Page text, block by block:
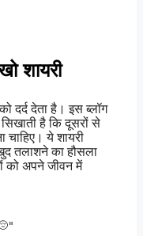
शायरी
दर्द देता है। इस ब्लॉग
है कि दूसरों से
ये शायरी
तलाशने का हौसला
को अपने जीवन में